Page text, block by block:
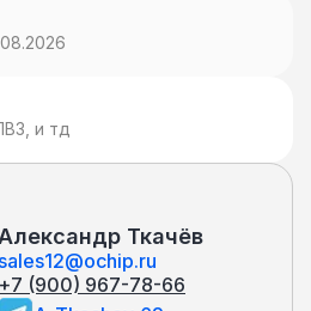
и тд
Ткачёв
sales12@ochip.ru
+7 (900) 967-78-66